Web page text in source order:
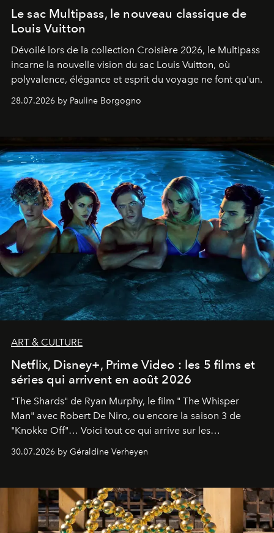
Le sac Multipass, le nouveau classique de
Louis Vuitton
Dévoilé lors de la collection Croisière 2026, le Multipass
incarne la nouvelle vision du sac Louis Vuitton, où
polyvalence, élégance et esprit du voyage ne font qu'un.
28.07.2026 by Pauline Borgogno
ART & CULTURE
Netflix, Disney+, Prime Video : les 5 films et
séries qui arrivent en août 2026
"The Shards" de Ryan Murphy, le film " The Whisper
Man" avec Robert De Niro, ou encore la saison 3 de
"Knokke Off"… Voici tout ce qui arrive sur les
plateformes de streaming en août 2026.
30.07.2026 by Géraldine Verheyen